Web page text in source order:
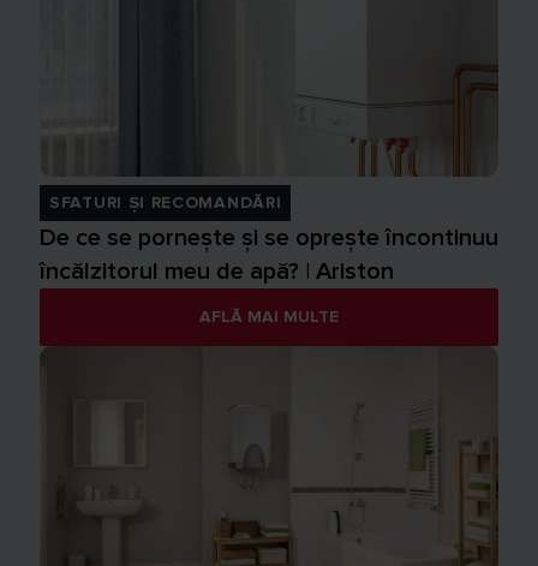
SFATURI ȘI RECOMANDĂRI
De ce se pornește și se oprește încontinuu
încălzitorul meu de apă? | Ariston
AFLĂ MAI MULTE